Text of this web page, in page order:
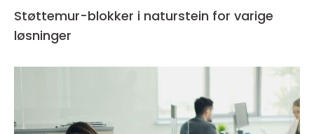
Støttemur-blokker i naturstein for varige
løsninger